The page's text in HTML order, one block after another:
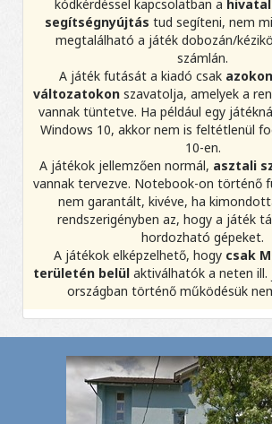
kódkérdéssel kapcsolatban a
segítségnyújtás tud segíteni, nem
megtalálható a játék dobozán/
számlán.
A játék futását a kiadó csak
változatokonszavatolja, amelyek a
vannak tüntetve. Ha például egy
Windows 10, akkor nem is feltétlenül
10-en.
A játékok jellemzően normál, asztali
vannak tervezve. Notebook-on történő
nem garantált, kivéve, ha
rendszerigényben az, hogy a játék
hordozható gépeket.
A játékok elképzelhető, hogy csak
területén belülaktiválhatók a neten ill.
országban történő működésük